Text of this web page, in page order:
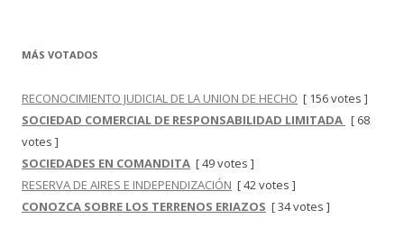
MÁS VOTADOS
RECONOCIMIENTO JUDICIAL DE LA UNION DE HECHO [ 156 votes ]
SOCIEDAD COMERCIAL DE RESPONSABILIDAD LIMITADA [ 68
votes ]
SOCIEDADES EN COMANDITA [ 49 votes ]
RESERVA DE AIRES E INDEPENDIZACIÓN [ 42 votes ]
CONOZCA SOBRE LOS TERRENOS ERIAZOS [ 34 votes ]